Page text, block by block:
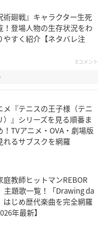
術廻戦』キャラクター生死
！登場人物の生存状況をわ
やすく紹介【ネタバレ注
8コメント
メ『テニスの王子様（テニ
）』シリーズを見る順番ま
！TVアニメ・OVA・劇場版
れるサブスクを網羅
庭教師ヒットマンREBOR
主題歌一覧！「Drawing da
はじめ歴代楽曲を完全網羅
年最新】